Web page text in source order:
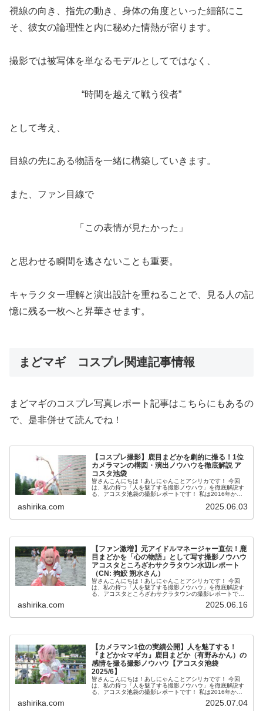
視線の向き、指先の動き、身体の角度といった細部にこ
そ、彼女の論理性と内に秘めた情熱が宿ります。
撮影では被写体を単なるモデルとしてではなく、
“時間を越えて戦う役者”
として考え、
目線の先にある物語を一緒に構築していきます。
また、ファン目線で
「この表情が見たかった」
と思わせる瞬間を逃さないことも重要。
キャラクター理解と演出設計を重ねることで、見る人の記
憶に残る一枚へと昇華させます。
まどマギ コスプレ関連記事情報
まどマギのコスプレ写真レポート記事はこちらにもあるの
で、是非併せて読んでね！
【コスプレ撮影】鹿目まどかを劇的に撮る！1位
カメラマンの構図・演出ノウハウを徹底解説 ア
コスタ池袋
皆さんこんにちは！あしにゃんことアシリカです！ 今回
は、私の持つ「人を魅了する撮影ノウハウ」を徹底解説す
る、アコスタ池袋の撮影レポートです！ 私は2016年から
ashirika.com 2025.06.03
【ファン激増】元アイドルマネージャー直伝！鹿
目まどかを「心の物語」として写す撮影ノウハウ
アコスタところざわサクラタウン水辺レポート
（CN: 狗鮫 朔水さん）
皆さんこんにちは！あしにゃんことアシリカです！ 今回
は、私の持つ「人を魅了する撮影ノウハウ」を徹底解説す
る、アコスタところざわサクラタウンの撮影レポートで
ashirika.com 2025.06.16
【カメラマン1位の実績公開】人を魅了する！
『まどか☆マギカ』鹿目まどか（有野みかん）の
感情を撮る撮影ノウハウ【アコスタ池袋
2025/6】
皆さんこんにちは！あしにゃんことアシリカです！ 今回
は、私の持つ「人を魅了する撮影ノウハウ」を徹底解説す
る、アコスタ池袋の撮影レポートです！ 私は2016年から
ashirika.com 2025.07.04